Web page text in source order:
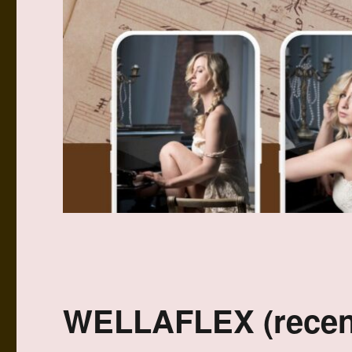
WELLAFLEX